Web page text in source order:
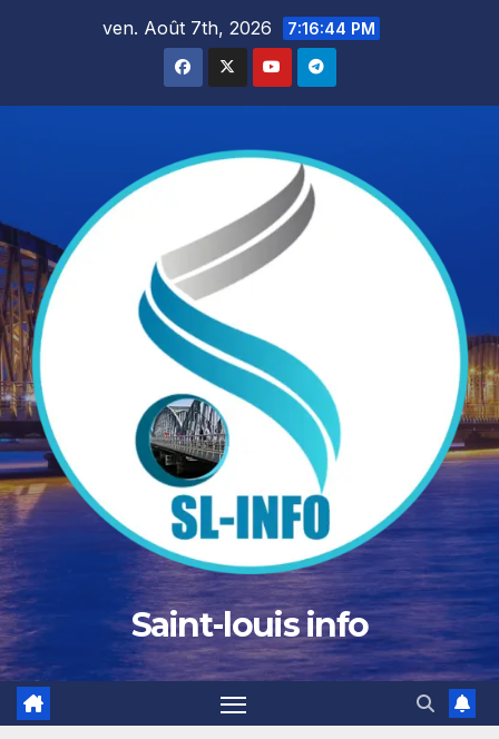
ven. Août 7th, 2026 7:16:45 PM
Saint-louis info